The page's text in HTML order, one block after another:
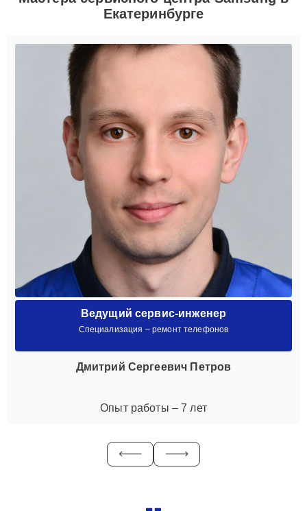
Екатеринбурге
Ведущий сервис-инженер
Специализация – ремонт телефонов
Дмитрий Сергеевич Петров
Опыт работы – 7 лет